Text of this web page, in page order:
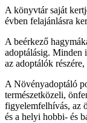
A könyvtár saját
évben felajánlásra
A beérkező
adoptálásig. Minden
az adoptálók
A Növényadoptáló
természetközeli,
figyelemfelhívás, az
és a helyi hobbi- és